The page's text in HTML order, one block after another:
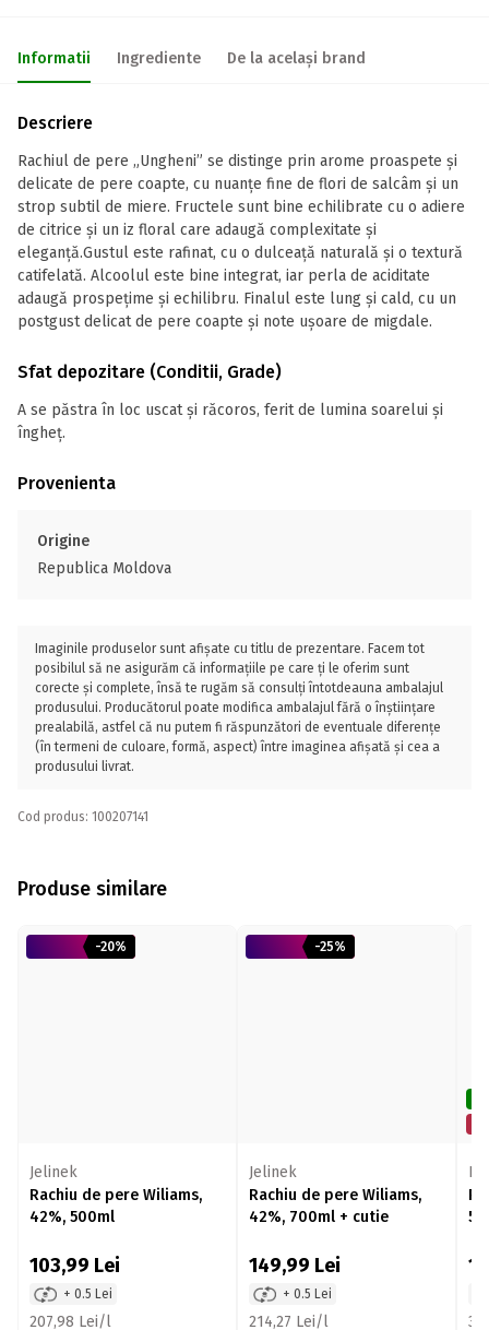
Informatii Ingrediente De la același brand
Descriere
Rachiul de pere „Ungheni” se distinge prin arome proaspete și
delicate de pere coapte, cu nuanțe fine de flori de salcâm și un
strop subtil de miere. Fructele sunt bine echilibrate cu o adiere
de citrice și un iz floral care adaugă complexitate și
eleganță.Gustul este rafinat, cu o dulceață naturală și o textură
catifelată. Alcoolul este bine integrat, iar perla de aciditate
adaugă prospețime și echilibru. Finalul este lung și cald, cu un
postgust delicat de pere coapte și note ușoare de migdale.
Sfat depozitare (Conditii, Grade)
A se păstra în loc uscat și răcoros, ferit de lumina soarelui și
îngheț.
Provenienta
Origine
Republica Moldova
Imaginile produselor sunt afișate cu titlu de prezentare. Facem tot
posibilul să ne asigurăm că informațiile pe care ți le oferim sunt
corecte și complete, însă te rugăm să consulți întotdeauna ambalajul
produsului. Producătorul poate modifica ambalajul fără o înștiințare
prealabilă, astfel că nu putem fi răspunzători de eventuale diferențe
(în termeni de culoare, formă, aspect) între imaginea afișată și cea a
produsului livrat.
Cod produs: 100207141
Produse similare
-20%
Jelinek
Rachiu de pere Wiliams,
42%, 500ml
103,99 Lei
+ 0.5 Lei
207,98 Lei/l
-25%
Jelinek
Rachiu de pere Wiliams,
42%, 700ml + cutie
149,99 Lei
+ 0.5 Lei
214,27 Lei/l